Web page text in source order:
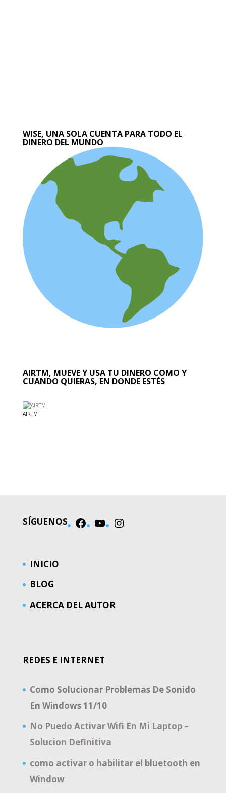
WISE, UNA SOLA CUENTA PARA TODO EL
DINERO DEL MUNDO
AIRTM, MUEVE Y USA TU DINERO COMO Y
CUANDO QUIERAS, EN DONDE ESTÉS
AIRTM
SÍGUENOS Facebook
YouTube
INICIO
BLOG
ACERCA DEL AUTOR
REDES E INTERNET
Como Solucionar Problemas De Sonido
En Windows 11/10
No Puedo Activar Wifi En Mi Laptop –
Solucion Definitiva
como activar o habilitar el bluetooth en
Window